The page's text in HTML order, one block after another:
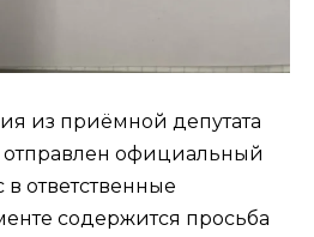
из приёмной депутата
официальный
в ответственные
содержится просьба